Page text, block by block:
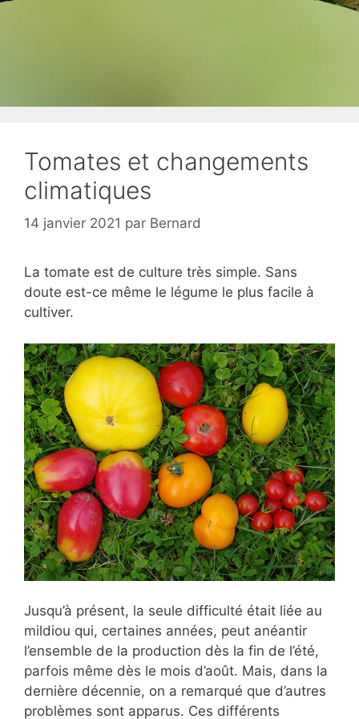
Tomates et changements
climatiques
14 janvier 2021 par Bernard
La tomate est de culture très simple. Sans
doute est-ce même le légume le plus facile à
cultiver.
Jusqu’à présent, la seule difficulté était liée au
mildiou qui, certaines années, peut anéantir
l’ensemble de la production dès la fin de l’été,
parfois même dès le mois d’août. Mais, dans la
dernière décennie, on a remarqué que d’autres
problèmes sont apparus. Ces différents